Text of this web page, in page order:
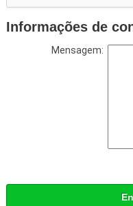
Informações de
Mensagem: